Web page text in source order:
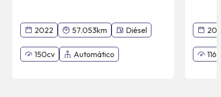
2022 57.053km Diésel
150cv Automático